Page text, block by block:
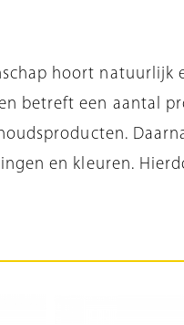
hoort natuurlijk
betreft een aantal
en kleuren.